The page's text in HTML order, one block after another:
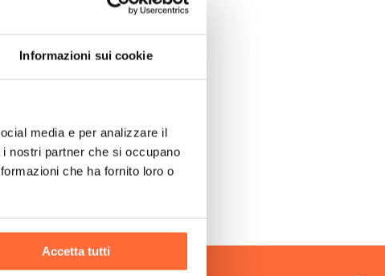
Informazioni sui cookie
media e per analizzare il
nostri partner che si occupano
che ha fornito loro o
Accetta tutti